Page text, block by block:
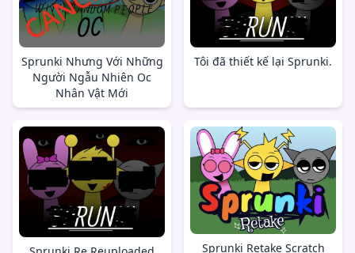
Sprunki Nhưng Với Những
Người Ngẫu Nhiên Oc
Nhân Vật Mới
Tôi đã thiết kế lại Sprunki.
Sprunki Retake Scratch